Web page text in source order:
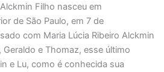
Filho nasceu em
de São Paulo, em 7 de
com Maria Lúcia Ribeiro Alckmin
e Thomaz, esse último
e Lu, como é conhecida sua